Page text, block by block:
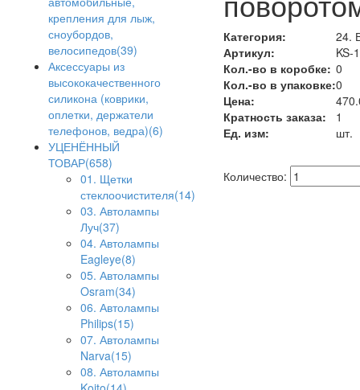
крепления для лыж,
сноубордов,
велосипедов(39)
Аксессуары из
высококачественного
силикона (коврики,
оплетки, держатели
телефонов, ведра)(6)
УЦЕНЁННЫЙ
ТОВАР(658)
01. Щетки
стеклоочистителя(14)
03. Автолампы
Луч(37)
04. Автолампы
Eagleye(8)
05. Автолампы
Osram(34)
06. Автолампы
Philips(15)
07. Автолампы
Narva(15)
08. Автолампы
Категория:
24.
Артикул:
KS-
Кол.-во в коробке: 0
Кол.-во в упаковке:0
Цена:
Кратность заказа:
1
Ед. изм:
шт.
Количество: